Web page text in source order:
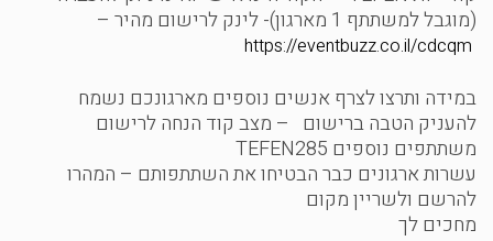
(מוגבל למשתתף 1 מארגון)- לינק לרישום מהיר –
https://eventbuzz.co.il/cdcqm
במידה ותרצו לצרף אנשים נוספים מארגונכם נשמח
להעניק הטבה ברישום – מצב קוד הנחה לרישום
משתתפים נוספים TEFEN285
עשרות ארגונים כבר הבטיחו את השתתפותם – המהרו
להרשם ולשריין מקום
מחכים לך